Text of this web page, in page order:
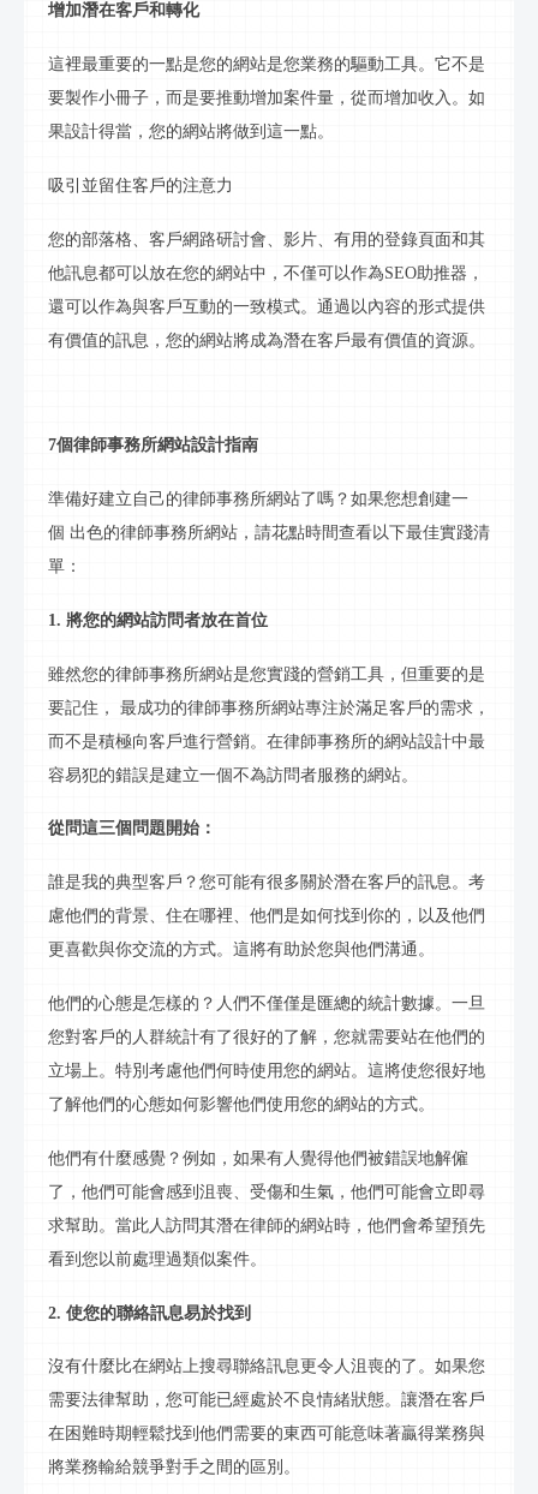
增加潛在客戶和轉化
這裡最重要的一點是您的網站是您業務的驅動工具。它不是
要製作小冊子，而是要推動增加案件量，從而增加收入。如
果設計得當，您的網站將做到這一點。
吸引並留住客戶的注意力
您的部落格 、客戶網路研討會、 影片 、有用的登錄頁面和其
他訊息都可以放在您的網站中，不僅可以作為SEO助推器，
還可以作為與客戶互動的一致模式。通過以內容的形式提供
有價值的訊息 ，您的網站將成為潛在客戶最有價值的資源。
7個律師事務所網站設計指南
準備好建立自己的律師事務所網站了嗎？如果您想創建一
個 出色的律師事務所網站，請花點時間查看以下最佳實踐清
單：
1. 將您的網站訪問者放在首位
雖然您的律師事務所網站是您實踐的營銷工具，但重要的是
要記住，
最成功的律師事務所網站專注於滿足客戶的需求，
而不是積極向客戶進行營銷。在律師事務所的網站設計中最
容易犯的錯誤是建立一個不為訪問者服務的網站。
從問這三個問題開始：
誰是我的典型客戶？您可能有很多關於潛在客戶的訊息。考
慮他們的背景、住在哪裡、他們是如何找到你的，以及他們
更喜歡與你交流的方式。這將有助於您與他們溝通。
他們的心態是怎樣的？人們不僅僅是匯總的統計數據。一旦
您對客戶的人群統計有了很好的了解，您就需要站在他們的
立場上。特別考慮他們何時使用您的網站。這將使您很好地
了解他們的心態如何影響他們使用您的網站的方式。
他們有什麼感覺？例如，如果有人覺得他們被錯誤地解僱
了，他們可能會感到沮喪、受傷和生氣，他們可能會立即尋
求幫助。當此人訪問其潛在律師的網站時，他們會希望預先
看到您以前處理過類似案件。
2. 使您的聯絡訊息易於找到
沒有什麼比在網站上搜尋聯絡訊息更令人沮喪的了。如果您
需要法律幫助，您可能已經處於不良情緒狀態。讓潛在客戶
在困難時期輕鬆找到他們需要的東西可能意味著贏得業務與
將業務輸給競爭對手之間的區別。